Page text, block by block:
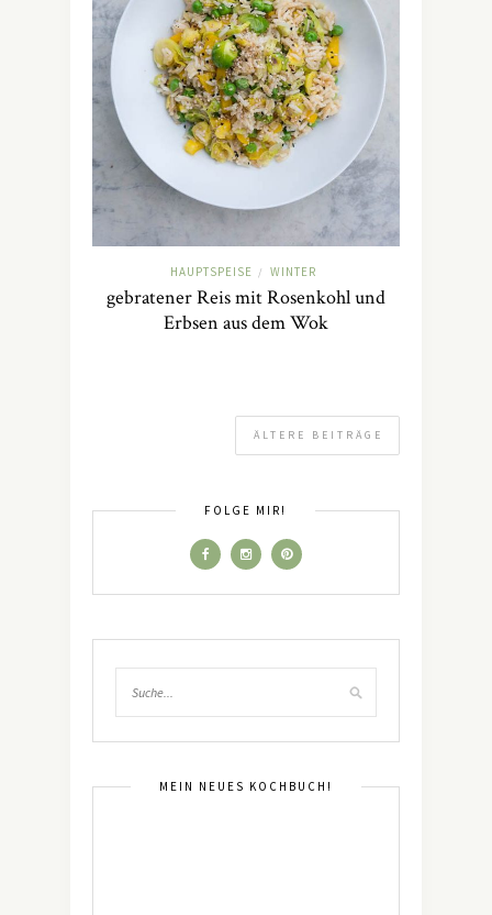
HAUPTSPEISE / WINTER
gebratener Reis mit Rosenkohl und
Erbsen aus dem Wok
ÄLTERE BEITRÄGE
FOLGE MIR!
MEIN NEUES KOCHBUCH!